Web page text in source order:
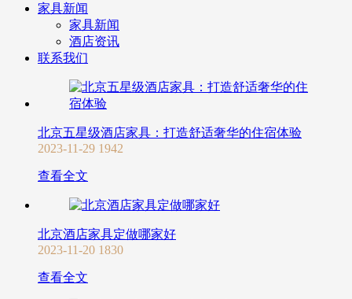
家具新闻
家具新闻
酒店资讯
联系我们
北京五星级酒店家具：打造舒适奢华的住宿体验
2023-11-29 1942
查看全文
北京酒店家具定做哪家好
2023-11-20 1830
查看全文